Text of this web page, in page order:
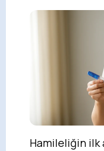
Hamileliğin ilk